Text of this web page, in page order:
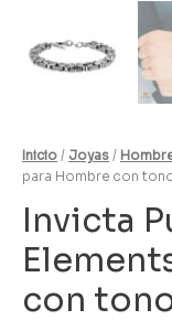
Inicio / Joyas /
para Hombre con
Invicta
con